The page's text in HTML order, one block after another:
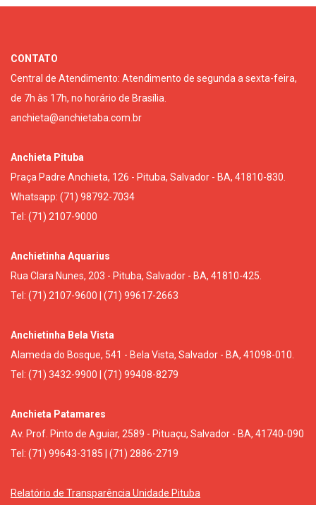
CONTATO
Central de Atendimento: Atendimento de segunda a sexta-feira,
de 7h às 17h, no horário de Brasília.
anchieta@anchietaba.com.br
Anchieta Pituba
Praça Padre Anchieta, 126 - Pituba, Salvador - BA, 41810-830.
Whatsapp: (71) 98792-7034
Tel: (71) 2107-9000
Anchietinha Aquarius
Rua Clara Nunes, 203 - Pituba, Salvador - BA, 41810-425.
Tel: (71) 2107-9600 | (71) 99617-2663
Anchietinha Bela Vista
Alameda do Bosque, 541 - Bela Vista, Salvador - BA, 41098-010.
Tel: (71) 3432-9900 | (71) 99408-8279
Anchieta Patamares
Av. Prof. Pinto de Aguiar, 2589 - Pituaçu, Salvador - BA, 41740-090
Tel: (71) 99643-3185 | (71) 2886-2719
Relatório de Transparência Unidade Pituba